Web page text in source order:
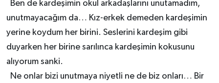
Ben de kardeşimin okul arkadaşlarını unutamadım,
unutmayacağım da… Kız-erkek demeden kardeşimin
yerine koydum her birini. Seslerini kardeşim gibi
duyarken her birine sarılınca kardeşimin kokusunu
alıyorum sanki.
Ne onlar bizi unutmaya niyetli ne de biz onları… Bir